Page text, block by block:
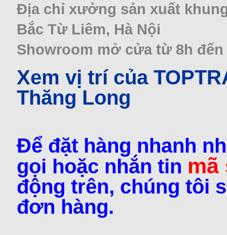
Địa chỉ xưởng sản xuất
Bắc Từ Liêm, Hà Nội
Showroom mở cửa từ 8h
Xem vị trí của
Thăng Long
Để đặt hàng nhanh
gọi hoặc nhắn tin
động trên, chúng tôi
đơn hàng.